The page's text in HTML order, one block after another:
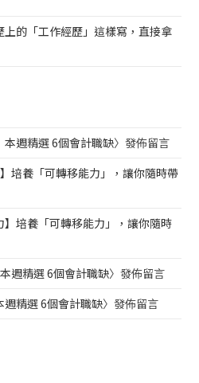
上的「工作經歷」這樣寫，直接拿
本週精選 6個會計職缺〉發佈留言
】培養「可轉移能力」，讓你隨時帶
】培養「可轉移能力」，讓你隨時
本週精選 6個會計職缺〉發佈留言
週精選 6個會計職缺〉發佈留言